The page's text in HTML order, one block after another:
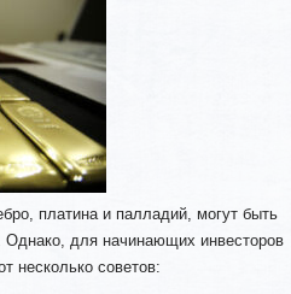
платина и палладий, могут быть
Однако, для начинающих инвесторов
несколько советов: